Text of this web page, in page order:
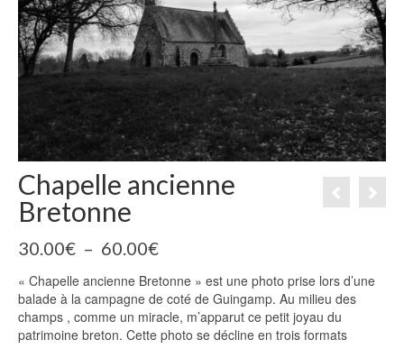
Chapelle ancienne
Bretonne
30.00€ – 60.00€Plage
prix :
30.00€
à
60.00€
« Chapelle ancienne Bretonne » est une photo prise lors d’une
balade à la campagne de coté de Guingamp. Au milieu des
champs , comme un miracle, m’apparut ce petit joyau du
patrimoine breton. Cette photo se décline en trois formats